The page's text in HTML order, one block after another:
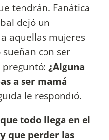
tendrán. Fanática
dejó un
aquellas mujeres
con ser
preguntó: ¿Alguna
a ser mamá
le respondió.
todo llega en el
que perder las